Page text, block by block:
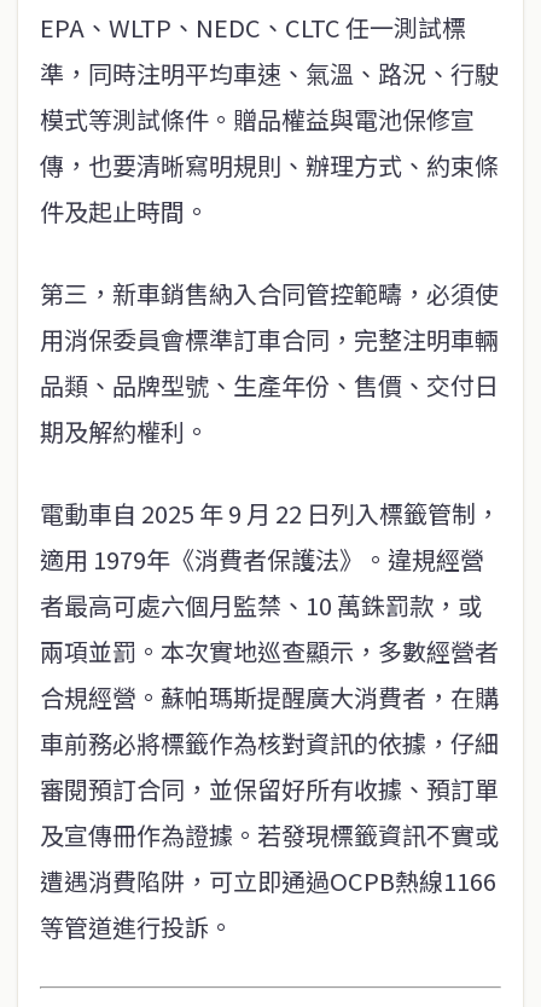
EPA、WLTP、NEDC、CLTC 任一測試標
準，同時注明平均車速、氣溫、路況、行駛
模式等測試條件。贈品權益與電池保修宣
傳，也要清晰寫明規則、辦理方式、約束條
件及起止時間。
第三，新車銷售納入合同管控範疇，必須使
用消保委員會標準訂車合同，完整注明車輛
品類、品牌型號、生產年份、售價、交付日
期及解約權利。
電動車自 2025 年 9 月 22 日列入標籤管制，
適用 1979年《消費者保護法》。違規經營
者最高可處六個月監禁、10 萬銖罰款，或
兩項並罰。本次實地巡查顯示，多數經營者
合規經營。蘇帕瑪斯提醒廣大消費者，在購
車前務必將標籤作為核對資訊的依據，仔細
審閱預訂合同，並保留好所有收據、預訂單
及宣傳冊作為證據。若發現標籤資訊不實或
遭遇消費陷阱，可立即通過OCPB熱線1166
等管道進行投訴。